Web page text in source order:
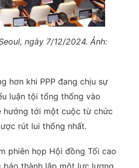
ngày 7/12/2024. Ảnh:
hơn khi PPP đang chịu sự
luận tội tổng thống vào
hướng tới một cuộc từ chức
rút lui thống nhất.
phiên họp Hội đồng Tối cao